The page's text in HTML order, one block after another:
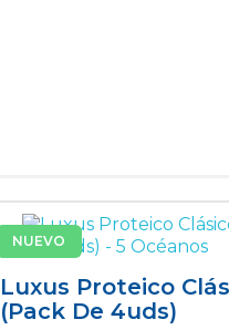
Luxus Proteico
(pack De 4uds)
NUEVO